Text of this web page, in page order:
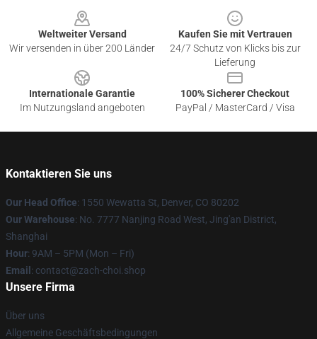
Weltweiter Versand
Wir versenden in über 200 Länder
Kaufen Sie mit Vertrauen
24/7 Schutz von Klicks bis zur
Lieferung
Internationale Garantie
Im Nutzungsland angeboten
100% Sicherer Checkout
PayPal / MasterCard / Visa
Kontaktieren Sie uns
Our Head Office: 1550 Wewatta St, Denver, CO 80202
Our Warehouse: No. 7777 Nanjing Road West, Jing'an District,
Shanghai
Hour: 9AM – 5PM (Mon – Fri)
Email : contact@zach-choi.shop
Unsere Firma
Über uns
Allgemeine Geschäftsbedingungen